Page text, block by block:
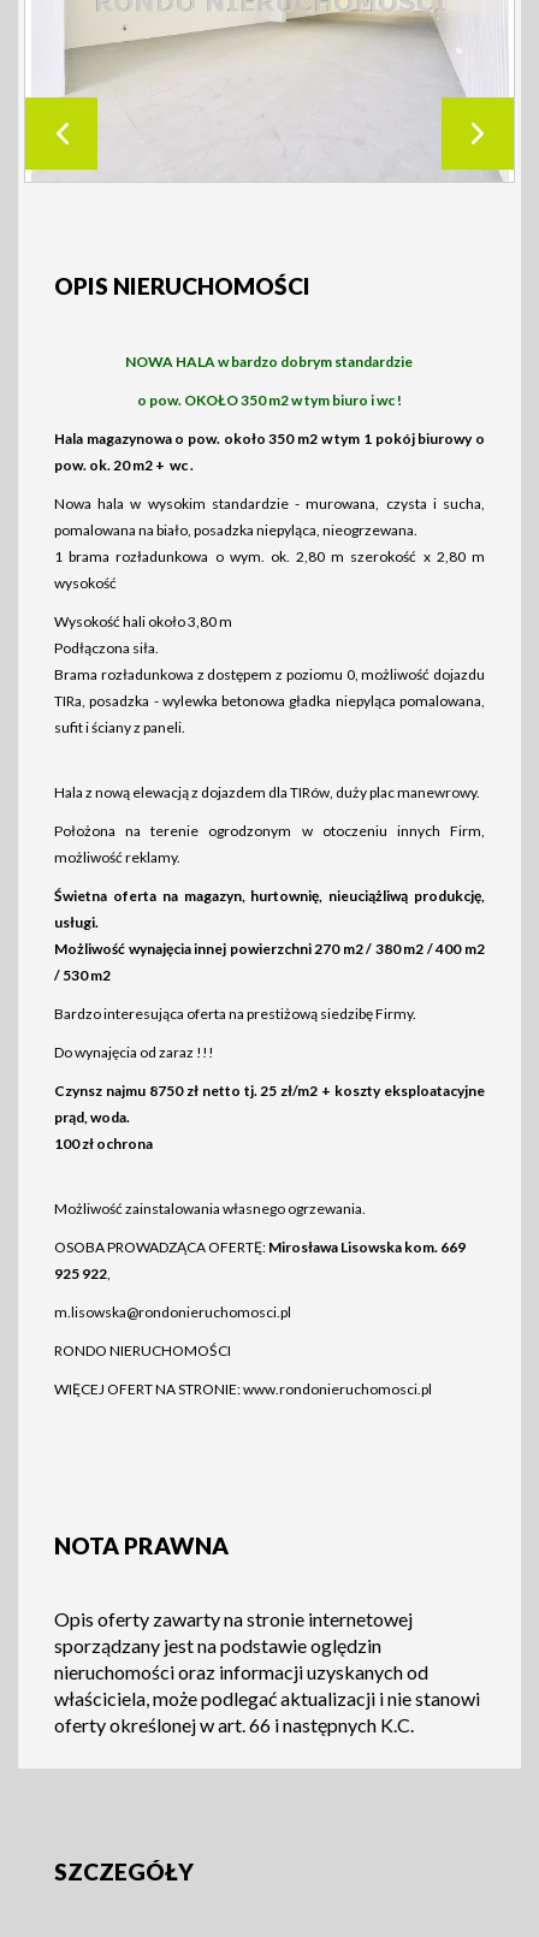
OPIS NIERUCHOMOŚCI
NOWA HALA w bardzo dobrym standardzie
o pow. OKOŁO 350 m2 w tym biuro i wc !
Hala magazynowa o pow. około 350 m2 w tym 1 pokój biurowy o
pow. ok. 20 m2 + wc .
Nowa hala w wysokim standardzie - murowana, czysta i sucha,
pomalowana na biało, posadzka niepyląca, nieogrzewana.
1 brama rozładunkowa o wym. ok. 2,80 m szerokość x 2,80 m
wysokość
Wysokość hali około 3,80 m
Podłączona siła.
Brama rozładunkowa z dostępem z poziomu 0, możliwość dojazdu
TIRa, posadzka - wylewka betonowa gładka niepyląca pomalowana,
sufit i ściany z paneli.
Hala z nową elewacją z dojazdem dla TIRów, duży plac manewrowy.
Położona na terenie ogrodzonym w otoczeniu innych Firm,
możliwość reklamy.
Świetna oferta na magazyn, hurtownię, nieuciążliwą produkcję,
usługi.
Możliwość wynajęcia innej powierzchni 270 m2 / 380 m2 / 400 m2
/ 530 m2
Bardzo interesująca oferta na prestiżową siedzibę Firmy.
Do wynajęcia od zaraz !!!
Czynsz najmu 8750 zł netto tj. 25 zł/m2 + koszty eksploatacyjne
prąd, woda.
100 zł ochrona
Możliwość zainstalowania własnego ogrzewania.
OSOBA PROWADZĄCA OFERTĘ: Mirosława Lisowska kom. 669
925 922,
m.lisowska@rondonieruchomosci.pl
RONDO NIERUCHOMOŚCI
WIĘCEJ OFERT NA STRONIE:www.rondonieruchomosci.pl
NOTA PRAWNA
Opis oferty zawarty na stronie internetowej
sporządzany jest na podstawie oględzin
nieruchomości oraz informacji uzyskanych od
właściciela, może podlegać aktualizacji i nie stanowi
oferty określonej w art. 66 i następnych K.C.
SZCZEGÓŁY